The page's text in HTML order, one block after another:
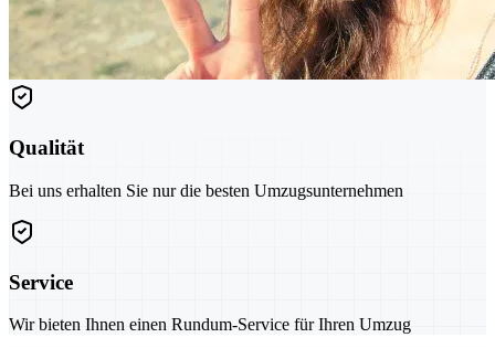
Qualität
Bei uns erhalten Sie nur die besten Umzugsunternehmen
Service
Wir bieten Ihnen einen Rundum-Service für Ihren Umzug